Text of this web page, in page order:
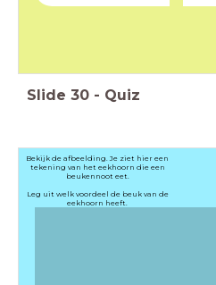
Slide 30 - Quiz
Bekijk de afbeelding. Je ziet hier een
tekening van het eekhoorn die een
beukennoot eet.
Leg uit welk voordeel de beuk van de
eekhoorn heeft.